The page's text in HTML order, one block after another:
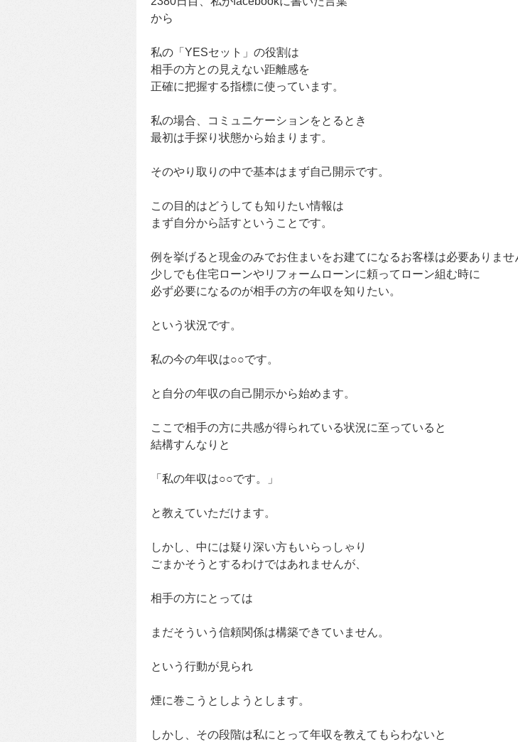
から
私の「YESセット」の役割は
相手の方との見えない距離感を
正確に把握する指標に使っています。
私の場合、コミュニケーションをとるとき
最初は手探り状態から始まります。
そのやり取りの中で基本はまず自己開示です。
この目的はどうしても知りたい情報は
まず自分から話すということです。
例を挙げると現金のみでお住まいをお建てになるお客様は必要ありませ
少しでも住宅ローンやリフォームローンに頼ってローン組む時に
必ず必要になるのが相手の方の年収を知りたい。
という状況です。
私の今の年収は○○です。
と自分の年収の自己開示から始めます。
ここで相手の方に共感が得られている状況に至っていると
結構すんなりと
「私の年収は○○です。」
と教えていただけます。
しかし、中には疑り深い方もいらっしゃり
ごまかそうとするわけではあれませんが、
相手の方にとっては
まだそういう信頼関係は構築できていません。
という行動が見られ
煙に巻こうとしようとします。
しかし、その段階は私にとって年収を教えてもらわないと